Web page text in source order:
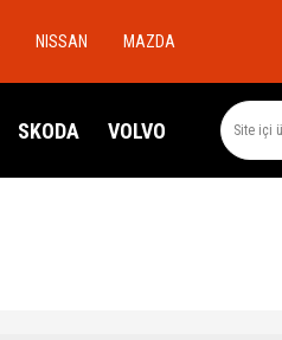
NISSAN MAZDA
SKODA VOLVO